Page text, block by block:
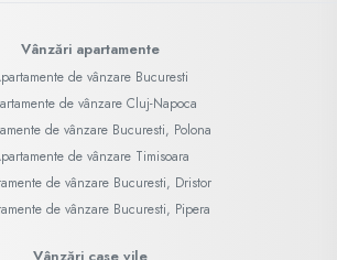
Vânzări apartamente
de vânzare Bucuresti
de vânzare Cluj-Napoca
de vânzare Bucuresti, Polona
de vânzare Timisoara
de vânzare Bucuresti, Dristor
de vânzare Bucuresti, Pipera